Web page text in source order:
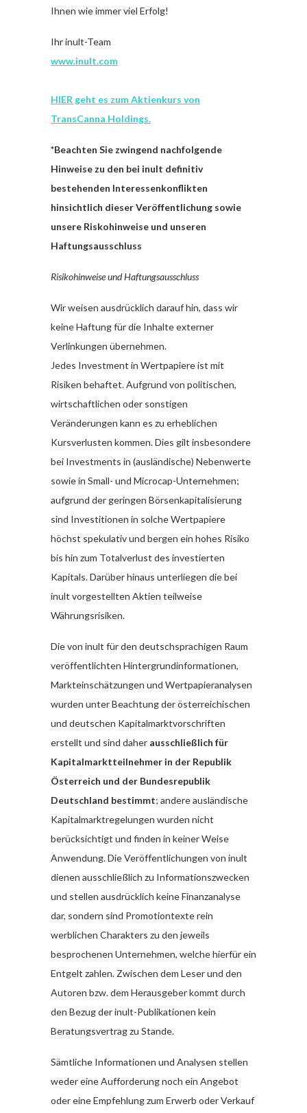
Ihnen wie immer viel Erfolg!
Ihr inult-Team
www.inult.com
HIER geht es zum Aktienkurs von
TransCanna Holdings.
*Beachten Sie zwingend nachfolgende
Hinweise zu den bei inult definitiv
bestehenden Interessenkonflikten
hinsichtlich dieser Veröffentlichung sowie
unsere Riskohinweise und unseren
Haftungsausschluss
Risikohinweise und Haftungsausschluss
Wir weisen ausdrücklich darauf hin, dass wir
keine Haftung für die Inhalte externer
Verlinkungen übernehmen.
Jedes Investment in Wertpapiere ist mit
Risiken behaftet. Aufgrund von politischen,
wirtschaftlichen oder sonstigen
Veränderungen kann es zu erheblichen
Kursverlusten kommen. Dies gilt insbesondere
bei Investments in (ausländische) Nebenwerte
sowie in Small- und Microcap-Unternehmen;
aufgrund der geringen Börsenkapitalisierung
sind Investitionen in solche Wertpapiere
höchst spekulativ und bergen ein hohes Risiko
bis hin zum Totalverlust des investierten
Kapitals. Darüber hinaus unterliegen die bei
inult vorgestellten Aktien teilweise
Währungsrisiken.
Die von inult für den deutschsprachigen Raum
veröffentlichten Hintergrundinformationen,
Markteinschätzungen und Wertpapieranalysen
wurden unter Beachtung der österreichischen
und deutschen Kapitalmarktvorschriften
erstellt und sind daher ausschließlich für
Kapitalmarktteilnehmer in der Republik
Österreich und der Bundesrepublik
Deutschland bestimmt; andere ausländische
Kapitalmarktregelungen wurden nicht
berücksichtigt und finden in keiner Weise
Anwendung. Die Veröffentlichungen von inult
dienen ausschließlich zu Informationszwecken
und stellen ausdrücklich keine Finanzanalyse
dar, sondern sind Promotiontexte rein
werblichen Charakters zu den jeweils
besprochenen Unternehmen, welche hierfür ein
Entgelt zahlen. Zwischen dem Leser und den
Autoren bzw. dem Herausgeber kommt durch
den Bezug der inult-Publikationen kein
Beratungsvertrag zu Stande.
Sämtliche Informationen und Analysen stellen
weder eine Aufforderung noch ein Angebot
oder eine Empfehlung zum Erwerb oder Verkauf